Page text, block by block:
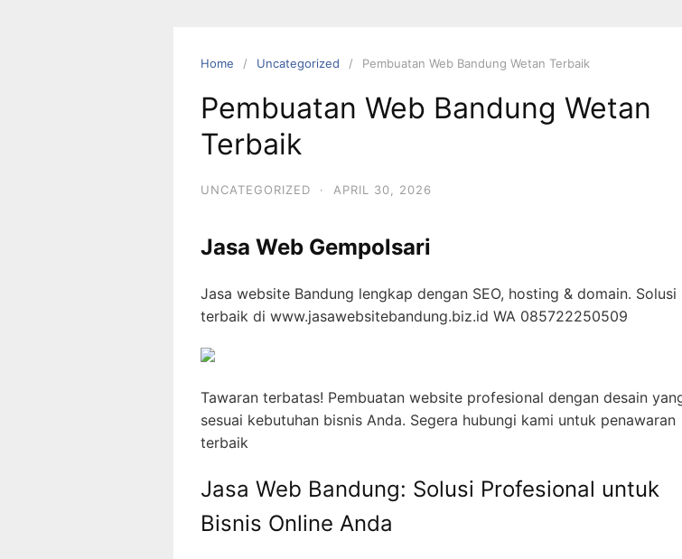
Home Uncategorized Pembuatan Web Bandung Wetan Terbaik
Pembuatan Web Bandung Wetan
Terbaik
UNCATEGORIZED · APRIL 30, 2026
Jasa Web Gempolsari
Jasa website Bandung lengkap dengan SEO, hosting & domain. Solusi
terbaik di www.jasawebsitebandung.biz.id WA 085722250509
Tawaran terbatas! Pembuatan website profesional dengan desain
sesuai kebutuhan bisnis Anda. Segera hubungi kami untuk penawaran
terbaik
Jasa Web Bandung: Solusi Profesional untuk
Bisnis Online Anda